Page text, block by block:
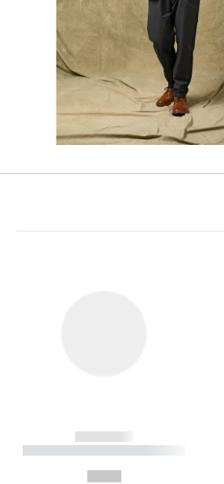
------------
----------- ----------- ----------